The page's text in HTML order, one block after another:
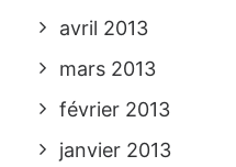
avril 2013
mars 2013
février 2013
janvier 2013